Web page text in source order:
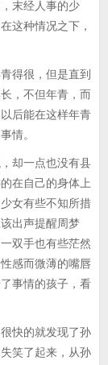
末经人事的少
这种情况之下，
得很，但是直到
，不但年青，而
后能在这样年青
情。
却一点也没有县
在自己的身体上
女有些不知所措
出声提醒周梦
双手也有些茫然
感而微薄的嘴唇
事情的孩子，看
快的就发现了孙
笑了起来，从孙